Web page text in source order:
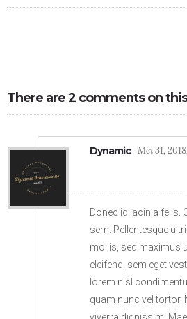
There are 2 comments on
Dynamic Mei 31,
Donec id lacinia felis.
sem. Pellentesque
mollis, sed maximus
eleifend, sem eget
lorem nisl
quam nunc vel tortor.